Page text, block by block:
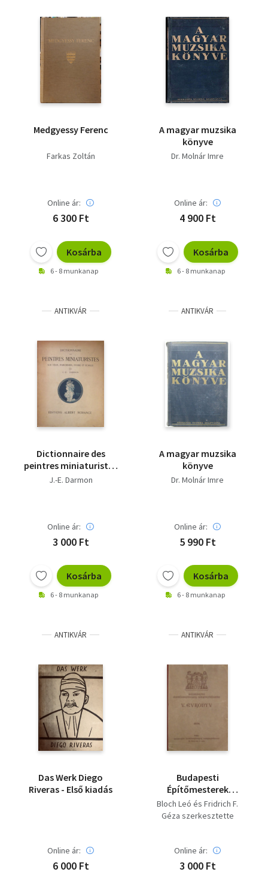
Medgyessy Ferenc
Farkas Zoltán
Online ár:
6 300 Ft
Kosárba
6 - 8 munkanap
A magyar muzsika
könyve
Dr. Molnár Imre
Online ár:
4 900 Ft
Kosárba
6 - 8 munkanap
ANTIKVÁR
Dictionnaire des
peintres miniaturistes
sur vélin, parchemin,
J.-E. Darmon
Online ár:
3 000 Ft
Kosárba
6 - 8 munkanap
ANTIKVÁR
A magyar muzsika
könyve
Dr. Molnár Imre
Online ár:
5 990 Ft
Kosárba
6 - 8 munkanap
ANTIKVÁR
Das Werk Diego
Riveras - Első kiadás
Online ár:
6 000 Ft
ANTIKVÁR
Budapesti
Építőmesterek
Ipartestülete V.
évkönyv 1934.
Bloch Leó és Fridrich F.
Géza szerkesztette
Online ár:
3 000 Ft